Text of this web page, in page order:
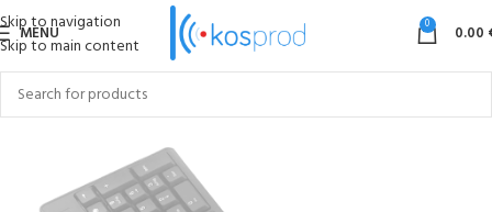
Skip to navigation
Skip to main content
MENU 0 0.00